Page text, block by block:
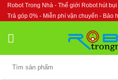
Skip
Robot Trong Nhà - Thế giới Robot hút
Trả góp 0% - Miễn phí vận chuyển - Bảo
Tìm